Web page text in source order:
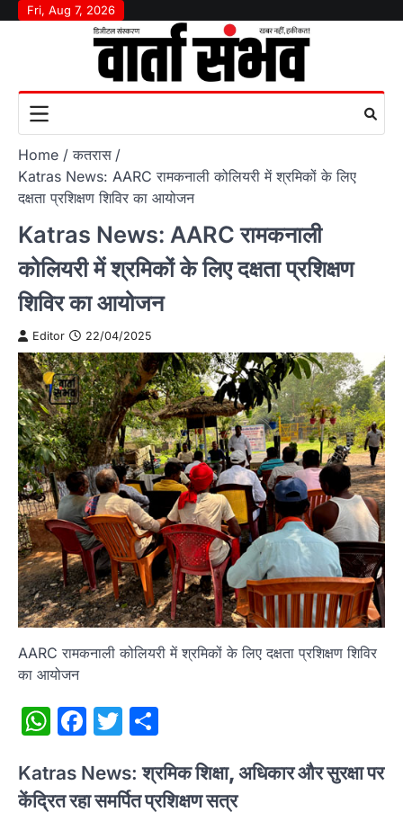
SkipFri, Aug 7, 2026
Home
कतरास
Katras News: AARC रामकनाली कोलियरी में श्रमिकों के लिए
दक्षता प्रशिक्षण शिविर का आयोजन
Katras News: AARC रामकनाली
कोलियरी में श्रमिकों के लिए दक्षता प्रशिक्षण
शिविर का आयोजन
Editor 22/04/2025
AARC रामकनाली कोलियरी में श्रमिकों के लिए दक्षता प्रशिक्षण शिविर
का आयोजन
WhatsApp
Facebook
Twitter
Katras News:श्रमिक शिक्षा, अधिकार और सुरक्षा पर
केंद्रित रहा समर्पित प्रशिक्षण सत्र